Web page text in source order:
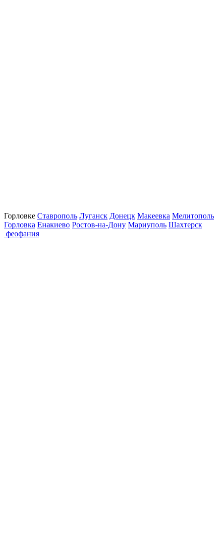
Горловке Ставрополь Луганск Донецк Макеевка Мелитополь
Горловка Енакиево Ростов-на-Дону Мариуполь Шахтерск
феофания